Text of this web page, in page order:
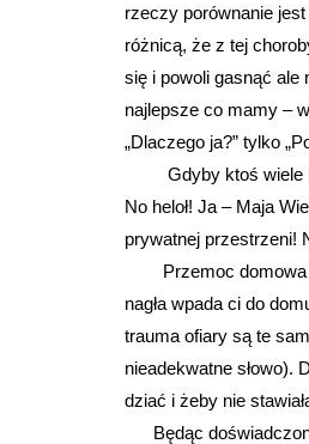
rzeczy porównanie
różnicą, że z tej
się i powoli gasnąć ale
najlepsze co mamy –
„Dlaczego ja?” tylko
Gdyby ktoś wiele lat
No heloł! Ja – Maja
prywatnej przestrzeni!
Przemoc domowa
nagła wpada ci do
trauma ofiary są te
nieadekwatne słowo).
dziać i żeby nie
Będąc